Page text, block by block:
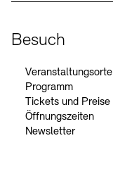
Besuch
Veranstaltungsorte
Programm
Tickets und Preise
Öffnungszeiten
Newsletter